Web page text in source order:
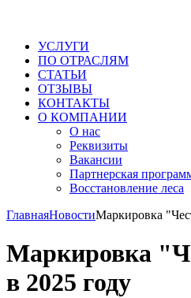
УСЛУГИ
ПО ОТРАСЛЯМ
СТАТЬИ
ОТЗЫВЫ
КОНТАКТЫ
О КОМПАНИИ
О нас
Реквизиты
Вакансии
Партнерская
Восстановление леса
ГлавнаяНовостиМаркировка
Маркировка
в 2025 году